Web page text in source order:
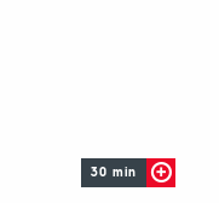
30 min